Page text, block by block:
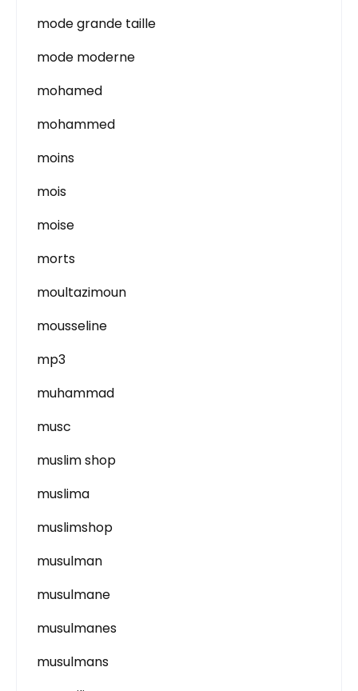
mode grande taille
mode moderne
mohamed
mohammed
moins
mois
moise
morts
moultazimoun
mousseline
mp3
muhammad
musc
muslim shop
muslima
muslimshop
musulman
musulmane
musulmanes
musulmans